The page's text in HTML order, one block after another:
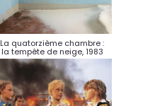
La quatorzième chambre :
la tempête de neige, 1983